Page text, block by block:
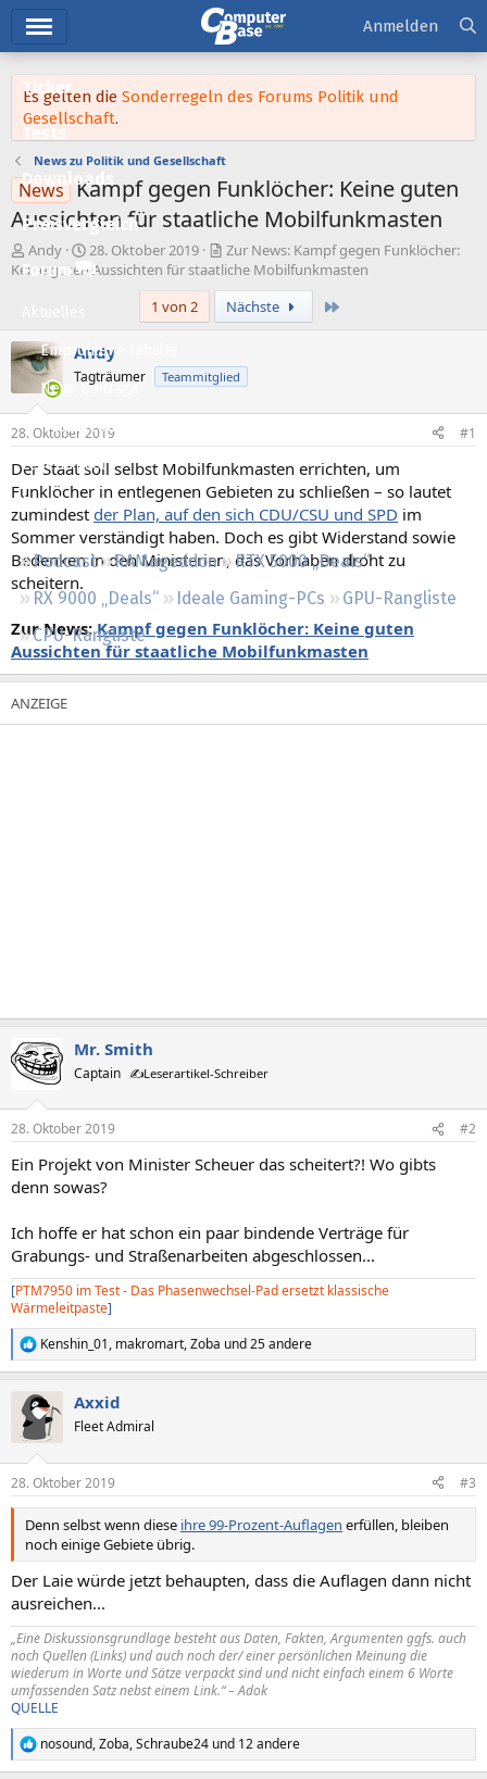
Ticker
Tests
Downloads
Preisvergleich
Forum
Empfohlene Inhalte
Neue Beiträge
Neueste Aktivitäten
Leserartikel
Regeln
Podcast RAMageddon
RTX 5000 „Deals“
RX 9000 „Deals“
Ideale Gaming-PCs
GPU-Rangliste
CPU-Rangliste
Anmelden
Es gelten die Sonderregeln des Forums Politik und
Gesellschaft.
News zu Politik und Gesellschaft
News Kampf gegen Funklöcher: Keine guten
Aussichten für staatliche Mobilfunkmasten
E
r
l
l
e
r
Andy
E
l
t
m
28. Oktober 2019
Zur News: Kampf gegen Funklöcher:
Keine guten Aussichten für staatliche Mobilfunkmasten
1 von 2
Nächste
Andy
Tagträumer Teammitglied
28. Oktober 2019 #1
Der Staat soll selbst Mobilfunkmasten errichten, um
Funklöcher in entlegenen Gebieten zu schließen – so lautet
zumindest der Plan, auf den sich CDU/CSU und SPD im
Sommer verständigt haben. Doch es gibt Widerstand sowie
Bedenken in den Ministerien, das Vorhaben droht zu
scheitern.
Zur News:Kampf gegen Funklöcher: Keine guten
Aussichten für staatliche Mobilfunkmasten
Mr. Smith
Captain ✍️Leserartikel-Schreiber
28. Oktober 2019 #2
Ein Projekt von Minister Scheuer das scheitert?! Wo gibts
denn sowas?
Ich hoffe er hat schon ein paar bindende Verträge für
Grabungs- und Straßenarbeiten abgeschlossen...
[PTM7950 im Test - Das Phasenwechsel-Pad ersetzt klassische
Wärmeleitpaste]
R
e
k
i
e
n
Kenshin_01, makromart,Zoba und 25 andere
Axxid
Fleet Admiral
28. Oktober 2019 #3
Denn selbst wenn diese ihre 99-Prozent-Auflagen erfüllen, bleiben
noch einige Gebiete übrig.
Der Laie würde jetzt behaupten, dass die Auflagen dann nicht
ausreichen...
„Eine Diskussionsgrundlage besteht aus Daten, Fakten, Argumenten ggfs. auch
noch Quellen (Links) und auch noch der/ einer persönlichen Meinung die
wiederum in Worte und Sätze verpackt sind und nicht einfach einem 6 Worte
umfassenden Satz nebst einem Link.“ – Adok
QUELLE
R
e
nosound,Zoba,Schraube24 und 12 andere